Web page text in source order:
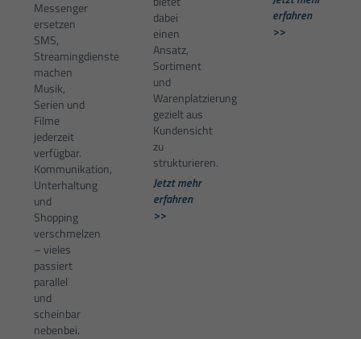
Messenger
ersetzen
SMS,
Streamingdienste
machen
Musik,
Serien und
Filme
jederzeit
verfügbar.
Kommunikation,
Unterhaltung
und
Shopping
verschmelzen
– vieles
passiert
parallel
und
scheinbar
nebenbei.
dabei
einen
Ansatz,
Sortiment
und
Warenplatzierung
gezielt aus
Kundensicht
zu
strukturieren.
Jetzt mehr
erfahren
>>
erfahren
>>